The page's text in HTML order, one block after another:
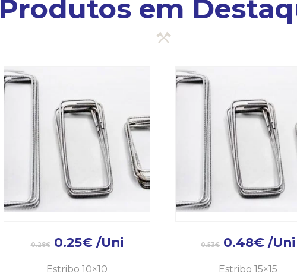
Produtos em
0.28€ 0.25€ /Uni
Estribo 10×10
0.53€ 0.48€ /Uni
Estribo 15×15